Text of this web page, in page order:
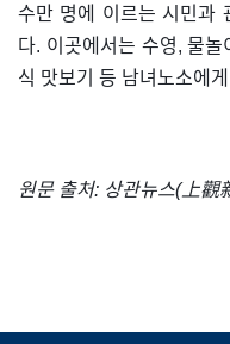
수만 명에 이르는 시민과
다. 이곳에서는 수영, 물
식 맛보기 등 남녀노소에
원문 출처: 상관뉴스(上觀